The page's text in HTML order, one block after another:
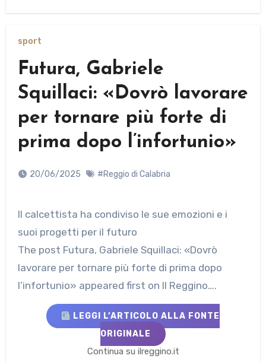
sport
Futura, Gabriele
Squillaci: «Dovrò lavorare
per tornare più forte di
prima dopo l’infortunio»
20/06/2025 #Reggio di Calabria
Il calcettista ha condiviso le sue emozioni e i
suoi progetti per il futuro
The post Futura, Gabriele Squillaci: «Dovrò
lavorare per tornare più forte di prima dopo
l’infortunio» appeared first on Il Reggino….
LEGGI L’ARTICOLO ALLA FONTE
ORIGINALE
Continua su ilreggino.it